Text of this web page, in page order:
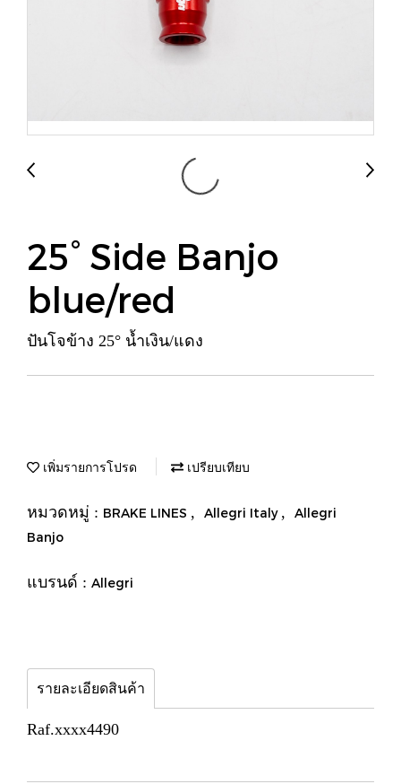
25° Side Banjo
blue/red
ปันโจข้าง 25° น้ำเงิน/แดง
เพิ่มรายการโปรด เปรียบเทียบ
หมวดหมู่ : BRAKE LINES , Allegri Italy ,
Allegri
Banjo
แบรนด์ : Allegri
รายละเอียดสินค้า
Raf.xxxx4490